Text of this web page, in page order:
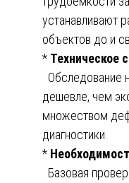
устанавливают
объектов до и
* Техническое
Обследование
дешевле, чем
множеством
диагностики.
*
Базовая